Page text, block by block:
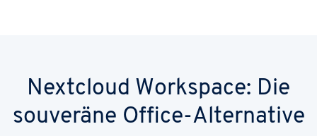
Nextcloud Workspace: Die
souveräne Office-Alternative